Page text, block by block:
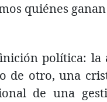
quiénes
política:
de otro, una
de una